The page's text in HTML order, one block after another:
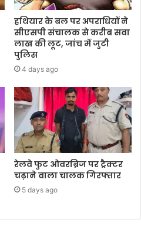
हथियार के बल पर अपराधियों ने
सीएसपी संचालक से करीब सवा
लाख की लूट, जांच में जुटी
पुलिस
4 days ago
रेलवे फुट ओवरब्रिज पर ट्रैक्टर
चढ़ाने वाला चालक गिरफ्तार
5 days ago